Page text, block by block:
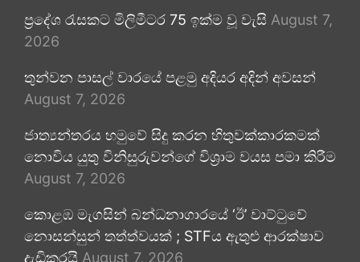
ප්‍රදේශ රැසකට මිලිමීටර 75 ඉක්ම වූ වැසි August 7,
2026
තුන්වන පාසල් වාරයේ පළමු අදියර අදින් අවසන්
August 7, 2026
ජාත්‍යන්තරය හමුවේ සිදු කරන හිතුවක්කාරකමක්
නොවිය යුතු විනිසුරුවන්ගේ විශ්‍රාම වයස පමා කිරීම
August 7, 2026
කොළඹ මැගසින් බන්ධනාගාරයේ ‘ඊ’ වාට්ටුවේ
නොසන්සුන් තත්ත්වයක් ; STFය ඇතුළු ආරක්ෂාව
දැඩිකරයි August 7, 2026